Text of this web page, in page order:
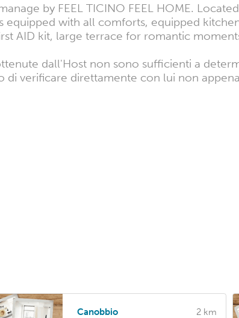
by FEEL TICINO FEEL HOME.
equipped with all comforts, equipped
AID kit, large terrace for romantic
dall'Host non sono sufficienti a
di verificare direttamente con lui non
Canobbio 2 km